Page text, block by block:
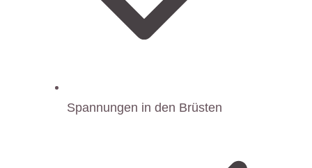
Spannungen in den Brüsten